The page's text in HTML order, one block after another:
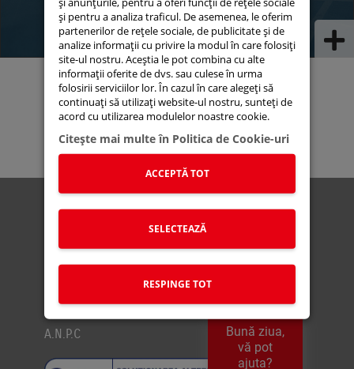
și pentru a analiza traficul. De asemenea, le oferim
partenerilor de rețele sociale, de publicitate și de
analize informații cu privire la modul în care folosiți
site-ul nostru. Aceștia le pot combina cu alte
informații oferite de dvs. sau culese în urma
folosirii serviciilor lor. În cazul în care alegeți să
continuați să utilizați website-ul nostru, sunteți de
acord cu utilizarea modulelor noastre cookie.
Citeşte mai multe în Politica de Cookie-uri
ACCEPTĂ TOT
SELECTEAZĂ
RESPINGE TOT
Suzuki Connect
Suzuki Autoturisme
Suzuki Moto
Suzuki Global
Stoc Online
Service Portal
Noutati Lista de prețuri
Politica de confidentialitate
Politica OBFCM
Recodificare combustibil
Termeni si condiții
A.N.P.C. - SAL
A.N.P.C
Bună ziua,
vă pot
ajuta?